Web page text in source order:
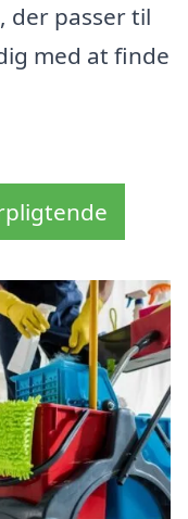
der passer til
med at finde